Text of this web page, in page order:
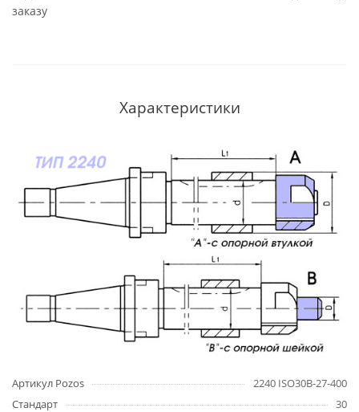
заказу
Характеристики
Артикул Pozos
2240 ISO30B-27-400
Стандарт
30